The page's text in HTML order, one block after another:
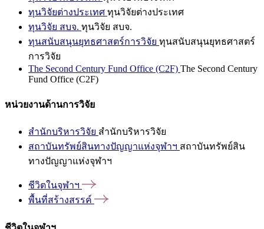
ทุนวิจัยต่างประเทศ ทุนวิจัยต่างประเทศ
ทุนวิจัย สบจ. ทุนวิจัย สบจ.
ทุนสนับสนุนยุทธศาสตร์การวิจัย ทุนสนับสนุนยุทธศาสตร์
การวิจัย
The Second Century Fund Office (C2F) The Second Century
Fund Office (C2F)
หน่วยงานด้านการวิจัย
สำนักบริหารวิจัย สำนักบริหารวิจัย
สถาบันทรัพย์สินทางปัญญาแห่งจุฬาฯ สถาบันทรัพย์สิน
ทางปัญญาแห่งจุฬาฯ
ชีวิตในจุฬาฯ
พื้นที่สร้างสรรค์